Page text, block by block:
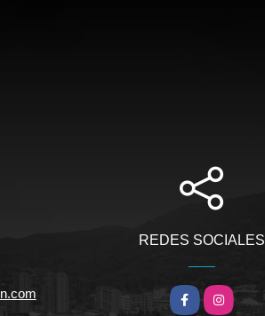
REDES SOCIALES
Facebook
Instagram